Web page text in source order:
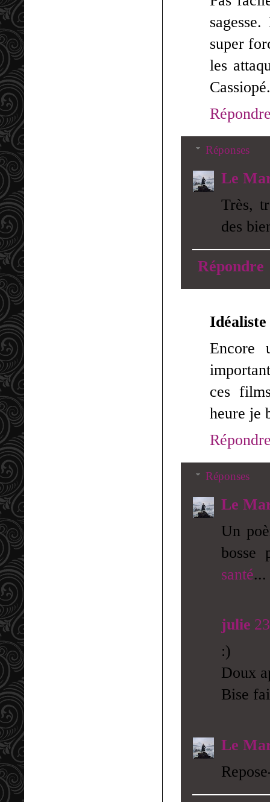
super
les
Cassiopé.
Réponses
Le
Très,
des
Répondre
Idéaliste
Encore
ces
heure je
Réponses
Le
Un
bosse
santé...
julie
:)
Doux
Bise
Le